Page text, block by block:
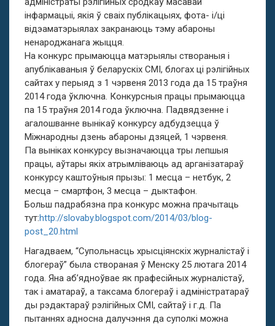
інфармацыі, якія ў сваіх публікацыях, фота- і/ці
відэаматэрыялах закранаюць тэму абароны
ненароджанага жыцця.
На конкурс прымаюцца матэрыялы створаныя і
апублікаваныя ў беларускіх СМІ, блогах ці рэлігійных
сайтах у перыяд з 1 чэрвеня 2013 года да 15 траўня
2014 года ўключна. Конкурсныя працы прымаюцца
па 15 траўня 2014 года ўключна. Падвядзенне і
агалошванне вынікаў конкурсу адбудзецца ў
Міжнародны дзень абароны дзяцей, 1 чэрвеня.
Па выніках конкурсу вызначаюцца тры лепшыя
працы, аўтары якіх атрымліваюць ад арганізатараў
конкурсу каштоўныя прызы: 1 месца – нетбук, 2
месца – смартфон, 3 месца – дыктафон.
Больш падрабязна пра конкурс можна прачытаць
тут:http://slovaby.blogspot.com/2014/03/blog-
post_20.html
Нагадваем, “Супольнасць хрысціянскіх журналістаў і
блогераў” была створаная ў Менску 25 лютага 2014
года. Яна аб’ядноўвае як прафесійных журналістаў,
так і аматараў, а таксама блогераў і адміністратараў
ды рэдактараў рэлігійных СМІ, сайтаў і г.д. Па
пытаннях адносна далучэння да суполкі можна